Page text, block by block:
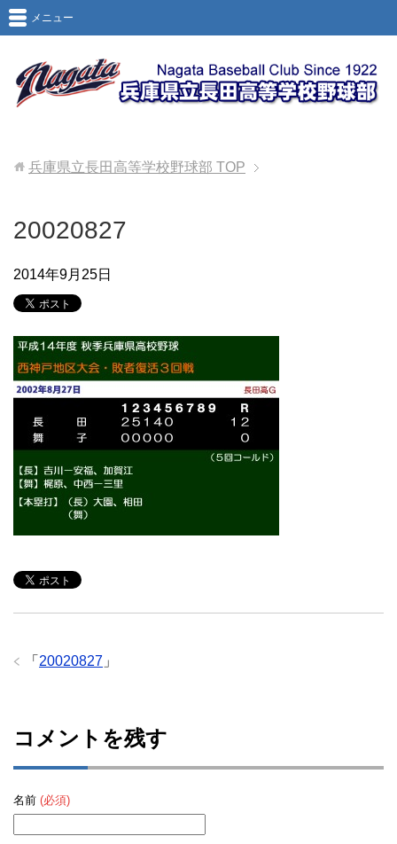
メニュー
兵庫県立長田高等学校野球部 TOP
20020827
2014年9月25日
「 20020827 」
コメントを残す
名前 (必須)